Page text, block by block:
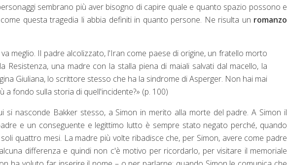
sembrano più aver bisogno di capire quale e quanto spazio possono e
questa tragedia li abbia definiti in quanto persone. Ne risulta un romanzo
meglio. Il padre alcolizzato, l'Iran come paese di origine, un fratello morto
Resistenza, una madre con la stalla piena di maiali salvati dal macello, la
Giuliana, lo scrittore stesso che ha la sindrome di Asperger. Non hai mai
a fondo sulla storia di quell'incidente?» (p. 100)
si nasconde Bakker stesso, a Simon in merito alla morte del padre. A Simon il
e un conseguente e legittimo lutto è sempre stato negato perché, quando
quattro mesi. La madre più volte ribadisce che, per Simon, avere come padre
differenza e quindi non c'è motivo per ricordarlo, per visitare il memoriale